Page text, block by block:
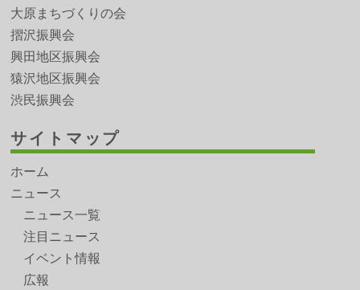
大原まちづくりの会
摺沢振興会
興田地区振興会
猿沢地区振興会
渋民振興会
サイトマップ
ホーム
ニュース
ニュース一覧
注目ニュース
イベント情報
広報